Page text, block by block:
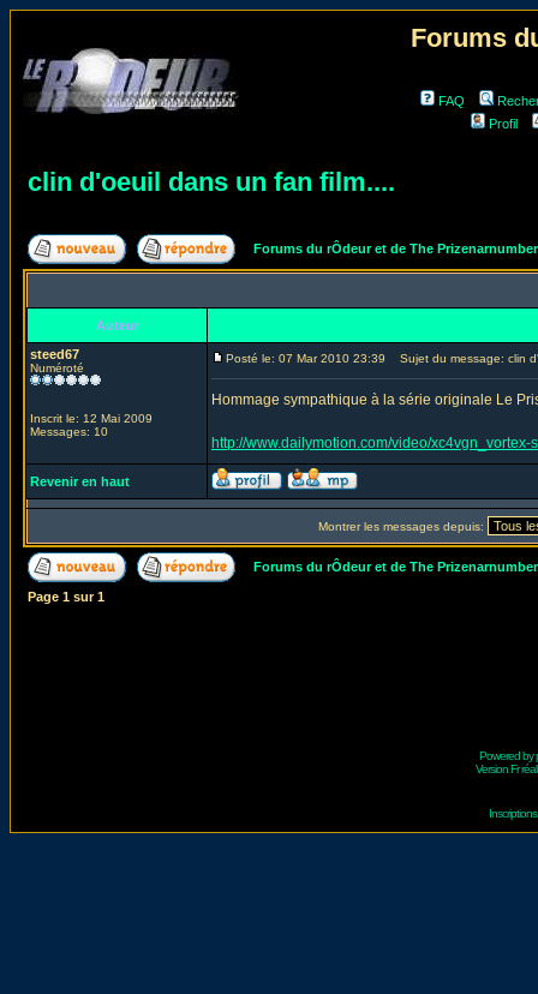
Forums
FAQ
Profil
clin d'oeuil dans un fan film....
Forums du rÔdeur et de The
Auteur
steed67
Numéroté
Inscrit le: 12 Mai 2009
Messages: 10
Posté le: 07 Mar 2010 23:39 Sujet du message: clin
Hommage sympathique à la série originale Le
http://www.dailymotion.com/video/
Revenir en haut
Montrer les messages depuis:
Forums du rÔdeur et de The
Page 1 sur1
Powered by
Version Fr